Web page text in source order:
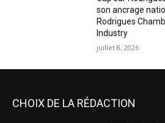
son ancrage
Rodrigues
Industry
juillet 8, 2026
CHOIX DE LA RÉDACTION